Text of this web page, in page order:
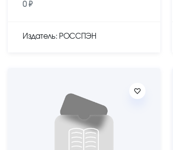
0 ₽
Издатель: РОССПЭН